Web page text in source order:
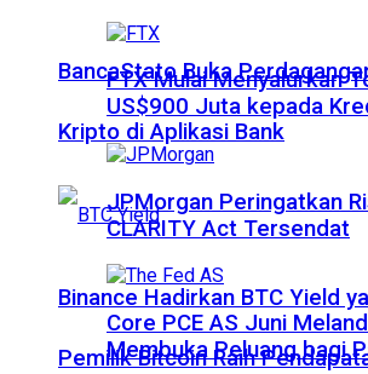
BancaStato Buka
Kripto di Aplikasi Bank
Binance Hadirkan BTC Yield
Pemilik Bitcoin Raih
FTX Mulai Menyalurkan
US$900 Juta kepada
JPMorgan Peringatkan
CLARITY Act Tersendat
Core PCE AS Juni
Membuka Peluang bagi